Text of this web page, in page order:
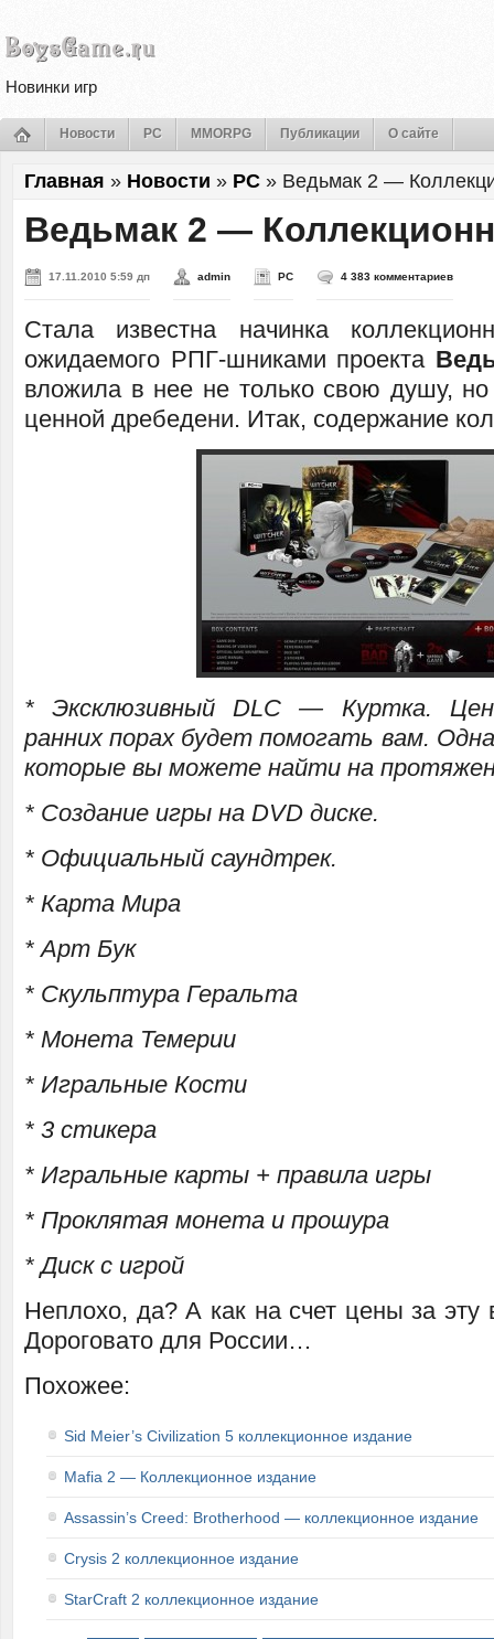
Новинки игр
Новости PC MMORPG Публикации О сайте
Главная » Новости » PC » Ведьмак 2 —
Ведьмак 2 —
17.11.2010 5:59 дп admin PC 4 383 комментариев
Стала известна начинка
ожидаемого РПГ-шниками проекта
вложила в нее не только свою душу,
ценной дребедени. Итак, содержание
* Эксклюзивный DLC — Куртка.
ранних порах будет помогать вам.
которые вы можете найти на
* Создание игры на DVD диске.
* Официальный саундтрек.
* Карта Мира
* Арт Бук
* Скульптура Геральта
* Монета Темерии
* Игральные Кости
* 3 стикера
* Игральные карты + правила игры
* Проклятая монета и прошура
* Диск с игрой
Неплохо, да? А как на счет цены за эту
Дороговато для России…
Похожее:
Sid Meier’s Civilization 5 коллекционное издание
Mafia 2 — Коллекционное издание
Assassin’s Creed: Brotherhood — коллекционное издание
Crysis 2 коллекционное издание
StarCraft 2 коллекционное издание